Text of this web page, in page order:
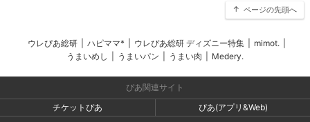
ページの先頭へ
ウレぴあ総研 ハピママ* ウレぴあ総研 ディズニー特集 mimot.
うまいめし
うまいパン うまい肉 Medery.
ぴあ関連サイト
チケットぴあ
ぴあ(アプリ&Web)